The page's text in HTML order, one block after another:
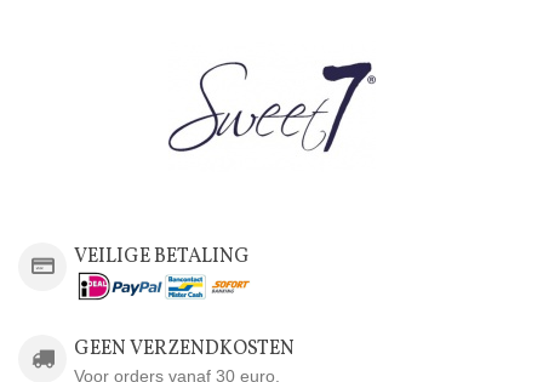
VEILIGE BETALING
GEEN VERZENDKOSTEN
Voor orders vanaf 30 euro.